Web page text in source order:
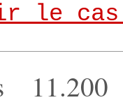
le cas